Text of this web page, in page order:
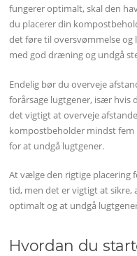
fungerer optimalt, skal den
du placerer din
det føre til oversvømmelse
med god dræning og undgå
Endelig bør du overveje
forårsage lugtgener, især hvis
det vigtigt at overveje
kompostbeholder mindst
for at undgå lugtgener.
At vælge den rigtige placering
tid, men det er vigtigt at
optimalt og at undgå
Hvordan du